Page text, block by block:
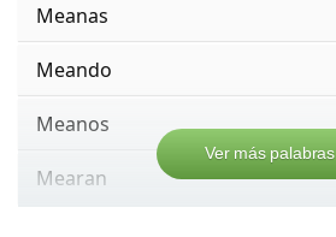
Meanas
Meando
Meanos
Mearan
Ver más palabras